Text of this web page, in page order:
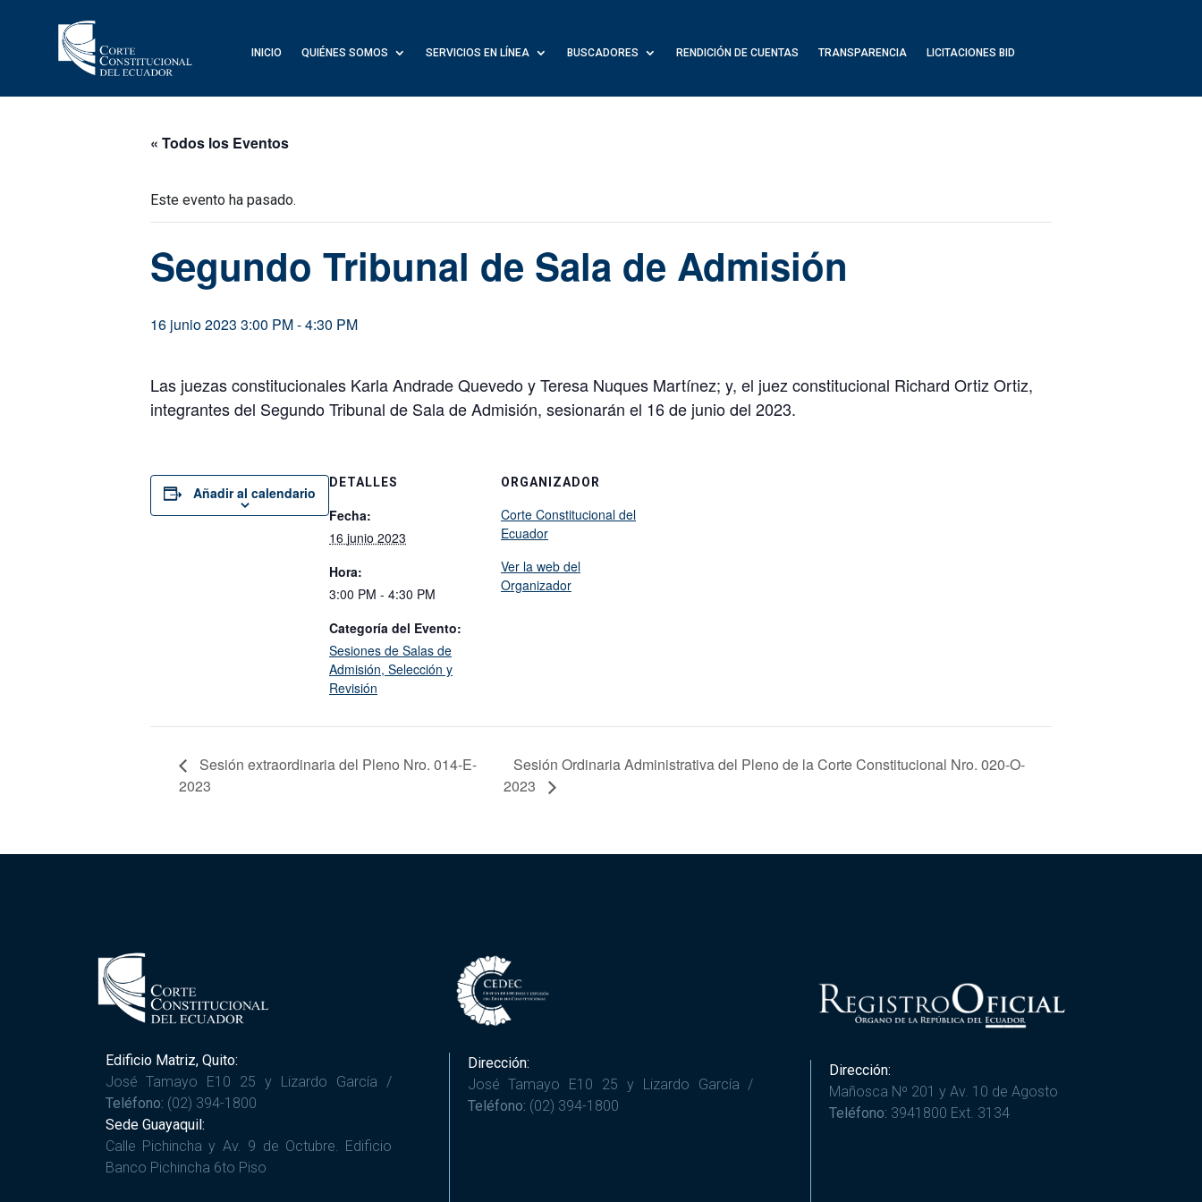
INICIO QUIÉNES SOMOS SERVICIOS EN LÍNEA BUSCADORES RENDICIÓN DE CUENTAS TRANSPARENCIA LICITACIONES BID
« Todos los Eventos
Este evento ha pasado.
Segundo Tribunal de Sala de Admisión
16 junio 2023 3:00 PM-4:30 PM
Las juezas constitucionales Karla Andrade Quevedo y Teresa Nuques Martínez; y, el juez constitucional Richard Ortiz Ortiz,
integrantes del Segundo Tribunal de Sala de Admisión, sesionarán el 16 de junio del 2023.
Añadir al calendario
DETALLES
Fecha:
16 junio 2023
Hora:
3:00 PM - 4:30 PM
Categoría del Evento:
Sesiones de Salas de
Admisión, Selección y
Revisión
ORGANIZADOR
Corte Constitucional del
Ecuador
Ver la web del
Organizador
Sesión extraordinaria del Pleno Nro. 014-E-
2023
Sesión Ordinaria Administrativa del Pleno de la Corte Constitucional Nro. 020-O-
2023
Edificio Matriz, Quito:
José Tamayo E10 25 y Lizardo García /
Teléfono: (02) 394-1800
Sede Guayaquil:
Calle Pichincha y Av. 9 de Octubre. Edificio
Banco Pichincha 6to Piso
Dirección:
José Tamayo E10 25 y Lizardo García /
Teléfono: (02) 394-1800
Dirección:
Mañosca Nº 201 y Av. 10 de Agosto
Teléfono: 3941800 Ext. 3134